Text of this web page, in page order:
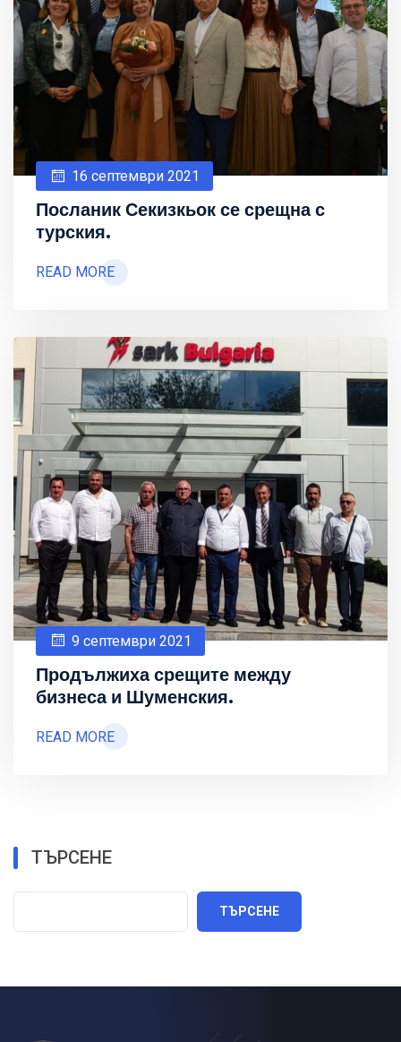
16 септември 2021
Посланик Секизкьок се срещна с
турския.
READ MORE
9 септември 2021
Продължиха срещите между
бизнеса и Шуменския.
READ MORE
ТЪРСЕНЕ
ТЪРСЕНЕ